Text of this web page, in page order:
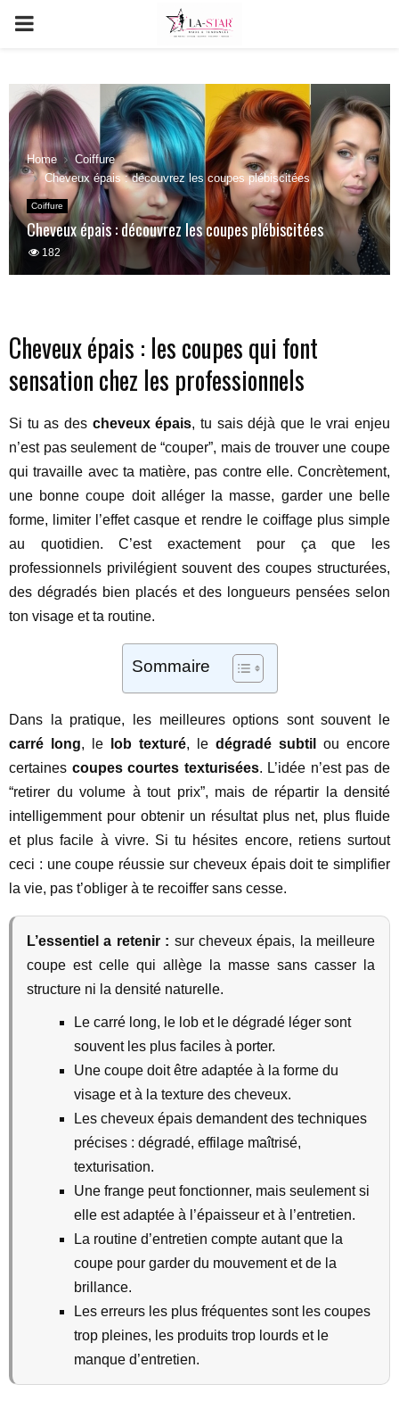
PRIMARY
Home
Coiffure
Cheveux épais : découvrez les coupes plébiscitées
Coiffure
Cheveux épais : découvrez les coupes plébiscitées
182
Cheveux épais : les coupes qui font
sensation chez les professionnels
Si tu as des cheveux épais, tu sais déjà que le vrai enjeu
n’est pas seulement de “couper”, mais de trouver une coupe
qui travaille avec ta matière, pas contre elle. Concrètement,
une bonne coupe doit alléger la masse, garder une belle
forme, limiter l’effet casque et rendre le coiffage plus simple
au quotidien. C’est exactement pour ça que les
professionnels privilégient souvent des coupes structurées,
des dégradés bien placés et des longueurs pensées selon
ton visage et ta routine.
Sommaire
Dans la pratique, les meilleures options sont souvent le
carré long, le lob texturé, le dégradé subtil
ou encore
certaines coupes courtes texturisées. L’idée n’est pas de
“retirer du volume à tout prix”, mais de répartir la densité
intelligemment pour obtenir un résultat plus net, plus fluide
et plus facile à vivre. Si tu hésites encore, retiens surtout
ceci : une coupe réussie sur cheveux épais doit te simplifier
la vie, pas t’obliger à te recoiffer sans cesse.
L’essentiel a retenir : sur cheveux épais, la meilleure
coupe est celle qui allège la masse sans casser la
structure ni la densité naturelle.
Le carré long, le lob et le dégradé léger sont
souvent les plus faciles à porter.
Une coupe doit être adaptée à la forme du
visage et à la texture des cheveux.
Les cheveux épais demandent des techniques
précises : dégradé, effilage maîtrisé,
texturisation.
Une frange peut fonctionner, mais seulement si
elle est adaptée à l’épaisseur et à l’entretien.
La routine d’entretien compte autant que la
coupe pour garder du mouvement et de la
brillance.
Les erreurs les plus fréquentes sont les coupes
trop pleines, les produits trop lourds et le
manque d’entretien.